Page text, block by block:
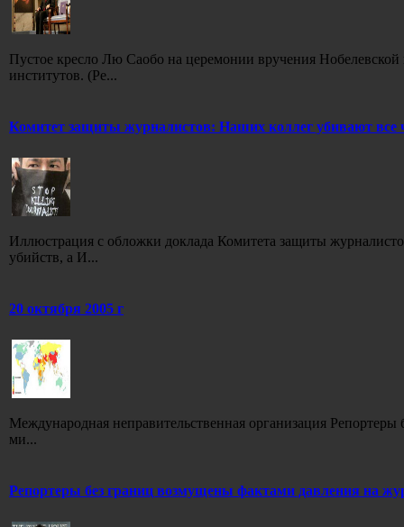
Пустое кресло Лю Саобо на церемонии вручения
институтов. (Ре...
Комитет защиты журналистов: Наших коллег убивают все
Иллюстрация с обложки доклада Комитета защиты
убийств, а И...
20 октября 2005 г
Международная неправительственная организация
ми...
Репортеры без границ возмущены фактами давления на